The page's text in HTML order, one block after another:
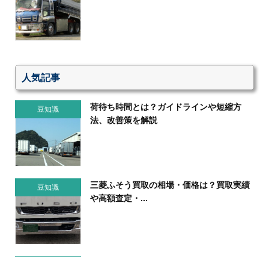
人気記事
豆知識
荷待ち時間とは？ガイドラインや短縮方
法、改善策を解説
豆知識
三菱ふそう買取の相場・価格は？買取実績
や高額査定・...